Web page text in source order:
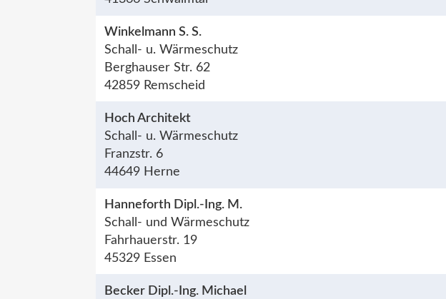
Winkelmann S. S.
Schall- u. Wärmeschutz
Berghauser Str. 62
42859 Remscheid
Hoch Architekt
Schall- u. Wärmeschutz
Franzstr. 6
44649 Herne
Hanneforth Dipl.-Ing. M.
Schall- und Wärmeschutz
Fahrhauerstr. 19
45329 Essen
Becker Dipl.-Ing. Michael